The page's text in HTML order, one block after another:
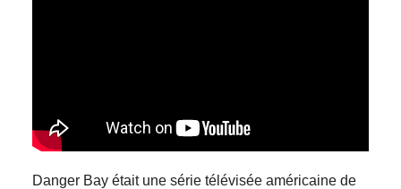
Danger Bay était une série télévisée américaine de